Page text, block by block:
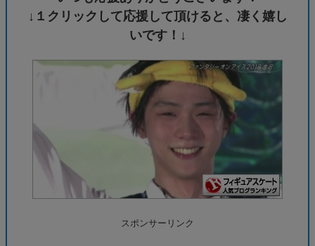
↓１クリックして応援して頂けると、凄く嬉し
いです！↓
スポンサーリンク